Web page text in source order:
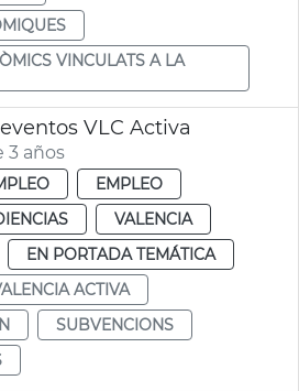
VINCULATS A LA
VLC Activa
3 años
EMPLEO
VALENCIA
EN PORTADA TEMÁTICA
ACTIVA
SUBVENCIONS